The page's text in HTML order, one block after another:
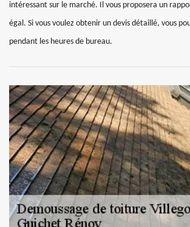
intéressant sur le marché. Il vous proposera un
égal. Si vous voulez obtenir un devis détaillé, vous
pendant les heures de bureau.